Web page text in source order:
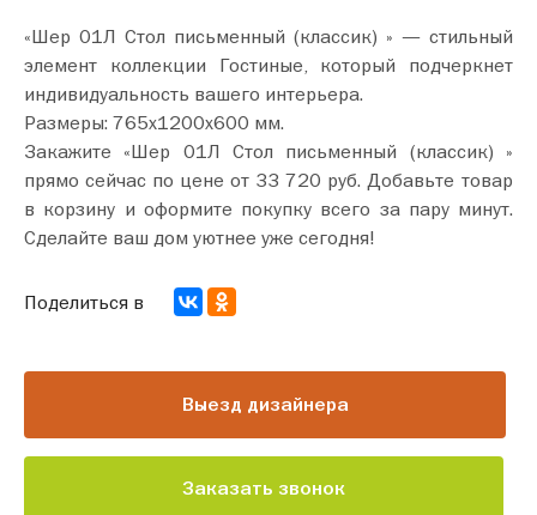
«Шер 01Л Стол письменный (классик) » — стильный
элемент коллекции Гостиные, который подчеркнет
индивидуальность вашего интерьера.
Размеры: 765х1200х600 мм.
Закажите «Шер 01Л Стол письменный (классик) »
прямо сейчас по цене от 33 720 руб. Добавьте товар
в корзину и оформите покупку всего за пару минут.
Сделайте ваш дом уютнее уже сегодня!
Выезд дизайнера
Заказать звонок
Поделиться в